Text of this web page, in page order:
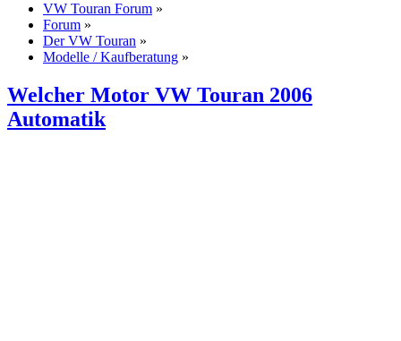
VW Touran Forum »
Forum »
Der VW Touran »
Modelle / Kaufberatung »
Welcher Motor VW Touran 2006
Automatik